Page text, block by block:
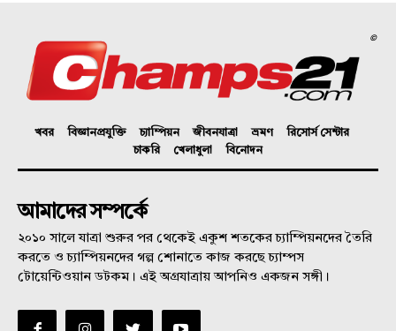
©
খবর বিজ্ঞানপ্রযুক্তি চ্যাম্পিয়ন জীবনযাত্রা ভ্রমণ
রিসোর্স সেন্টার
চাকরি
খেলাধুলা বিনোদন
আমাদের সম্পর্কে
২০১০ সালে যাত্রা শুরুর পর থেকেই একুশ শতকের চ্যাম্পিয়নদের তৈরি
করতে ও চ্যাম্পিয়নদের গল্প শোনাতে কাজ করছে চ্যাম্পস
টোয়েন্টিওয়ান ডটকম। এই অগ্রযাত্রায় আপনিও একজন সঙ্গী।